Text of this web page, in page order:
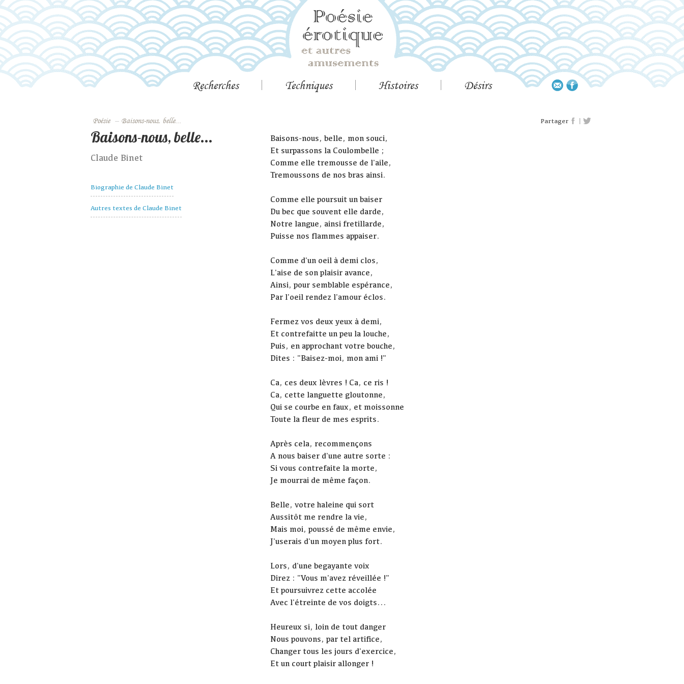
Recherches Techniques Histoires Désirs
Poésie – Baisons-nous, belle... Partager |
Baisons-nous, belle...
Claude Binet
Biographie de Claude Binet
Autres textes de Claude Binet
Baisons-nous, belle, mon souci,
Et surpassons la Coulombelle ;
Comme elle tremousse de l'aile,
Tremoussons de nos bras ainsi.
Comme elle poursuit un baiser
Du bec que souvent elle darde,
Notre langue, ainsi fretillarde,
Puisse nos flammes appaiser.
Comme d'un oeil à demi clos,
L'aise de son plaisir avance,
Ainsi, pour semblable espérance,
Par l'oeil rendez l'amour éclos.
Fermez vos deux yeux à demi,
Et contrefaitte un peu la louche,
Puis, en approchant votre bouche,
Dites : "Baisez-moi, mon ami !"
Ca, ces deux lèvres ! Ca, ce ris !
Ca, cette languette gloutonne,
Qui se courbe en faux, et moissonne
Toute la fleur de mes esprits.
Après cela, recommençons
A nous baiser d'une autre sorte :
Si vous contrefaite la morte,
Je mourrai de même façon.
Belle, votre haleine qui sort
Aussitôt me rendre la vie,
Mais moi, poussé de même envie,
J'userais d'un moyen plus fort.
Lors, d'une begayante voix
Direz : "Vous m'avez réveillée !"
Et poursuivrez cette accolée
Avec l'étreinte de vos doigts...
Heureux si, loin de tout danger
Nous pouvons, par tel artifice,
Changer tous les jours d'exercice,
Et un court plaisir allonger !